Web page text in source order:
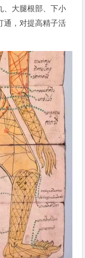
、大腿根部、下小
通，对提高精子活